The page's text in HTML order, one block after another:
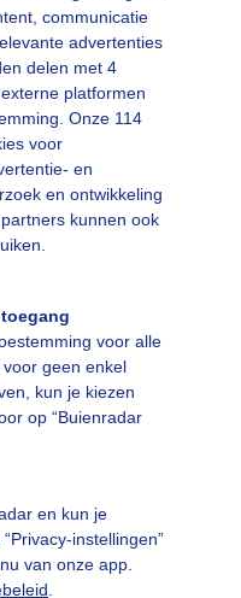
communicatie
advertenties
delen met 4
platformen
Onze 114
voor
en
en ontwikkeling
kunnen ook
voor alle
geen enkel
kun je kiezen
op “Buienradar
en kun je
instellingen”
van onze app.
31x bekeken
Een moment geduld
Bilt